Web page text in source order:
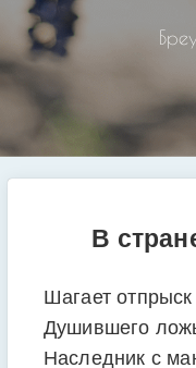
В
Шагает отпрыск
Душившего
Наследник с